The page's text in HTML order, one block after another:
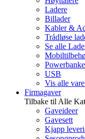
Ladere
Billader
Kabler &
Trådløse
Se alle
USB
Vis alle
Firmagaver
Tilbake til Alle
Gaveideer
Gavesett
Kjapp